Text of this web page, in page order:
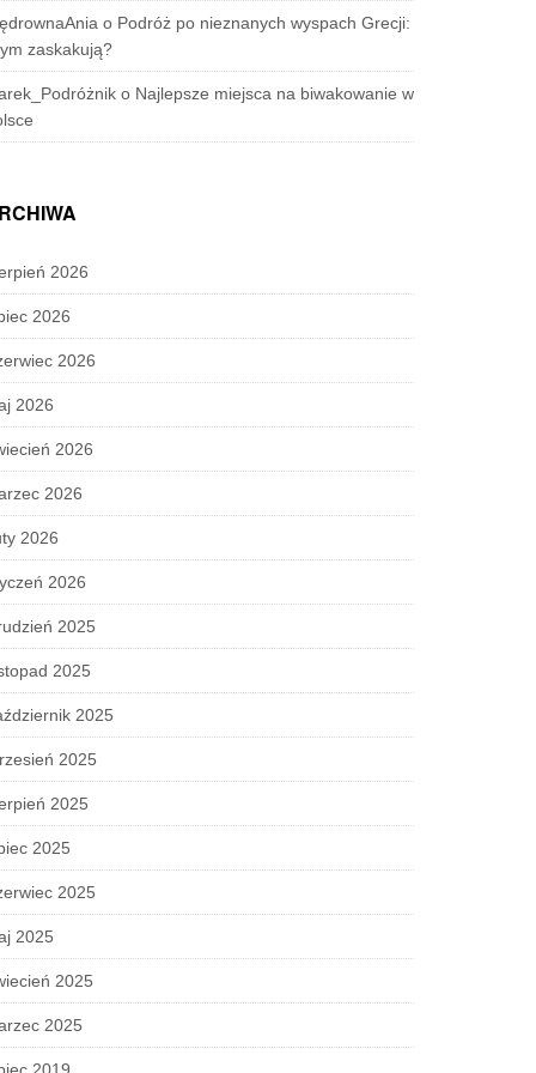
o Podróż po nieznanych wyspach Grecji:
zaskakują?
o Najlepsze miejsca na biwakowanie w
2026
2026
2026
2026
2026
2026
2026
2026
2025
2025
2025
2025
2025
2025
2025
2025
2025
2025